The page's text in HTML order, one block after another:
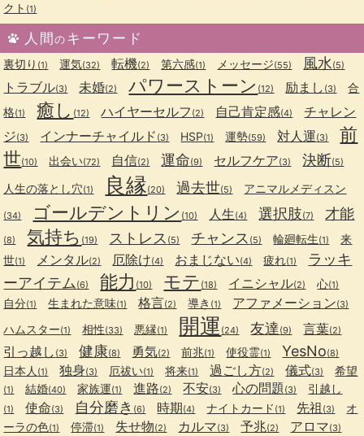
クト (1)
人間のキーワード
裏切り (1) 運気(32) 転機(2) 第六感(1) メッセージ(55) 風水(5)
トラブル(3) 未婚(2) パワーストーン (12) 励まし (3)
合
格(1) 癒し (12) ハイヤーセルフ (2) 自己肯定感(4)
チャレン
ジ(3) インナーチャイルド (3) HSP(1) 運勢(59) 対人運(3)
前
世(10) 出会い(72) 自信(2) 運命(9) セルフケア(3) 決断(5)
人生の落とし穴(1) 良縁(20) 過去世(5) アニマルメディスン
(34) ゴールデントリン (10) 人生(4) 選択肢(7) 才能
(8) 気持ち (19) ストレス (5) チャンス (5) 輪廻転生(1)
来
世(1) メンタル(2) 厄除け(4) おまじない(4) 疲れ(1)
ラッキ
ーアイテム(6) 能力 (10) モテ (18) イニシャル(2) 心(1)
自分(1) 生まれた意味(1) 格言(2) 導き (1) アファメーション(3)
ハムスター(1) 相性(33) 悪縁(1) 開運 (24) 友達 (9) 言葉(2)
引っ越し (3) 健康(8) 勇気(2) 前兆(1) 使役霊(1) YesNo(8)
日本人 (1) 独身(3) 厄祓い(1) 将来(1) 過ごし方(2) 儀式(3) 希望
(1) 結婚(40) 家族運(1) 進路(2) 不安(3) 心の問題(3) 引越し
(1) 使命(3) 自分磨き (6) 時期(4) ナイトカード (1) 先祖 (3)
オ
ーラの色(1) 停滞(1) 失せ物(2) カルマ(3) 予兆(2) アロマ(3)